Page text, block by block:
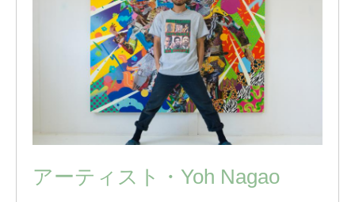
アーティスト・Yoh Nagao